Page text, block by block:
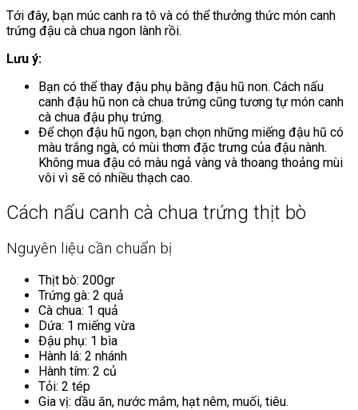
Tới đây, bạn múc canh ra tô và có thể thưởng thức món canh
trứng đậu cà chua ngon lành rồi.
Lưu ý:
Bạn có thể thay đậu phụ bằng đậu hũ non. Cách nấu
canh đậu hũ non cà chua trứng cũng tương tự món canh
cà chua đậu phụ trứng.
Để chọn đậu hũ ngon, bạn chọn những miếng đậu hũ có
màu trắng ngà, có mùi thơm đặc trưng của đậu nành.
Không mua đậu có màu ngả vàng và thoang thoảng mùi
vôi vì sẽ có nhiều thạch cao.
Cách nấu canh cà chua trứng thịt bò
Nguyên liệu cần chuẩn bị
Thịt bò: 200gr
Trứng gà: 2 quả
Cà chua: 1 quả
Dứa: 1 miếng vừa
Đậu phụ: 1 bìa
Hành lá: 2 nhánh
Hành tím: 2 củ
Tỏi: 2 tép
Gia vị: dầu ăn, nước mắm, hạt nêm, muối, tiêu.